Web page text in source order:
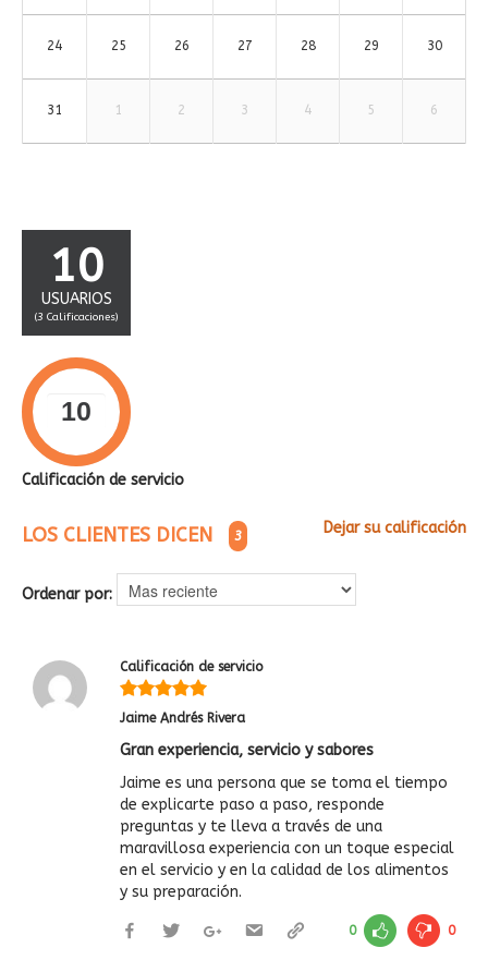
24 25 26 27 28 29 30
31 1 2 3 4 5 6
10
USUARIOS
(3 Calificaciones)
Calificación de servicio
LOS CLIENTES DICEN 3 Dejar su calificación
Ordenar por:
Calificación de servicio
Jaime Andrés Rivera
Gran experiencia, servicio y sabores
Jaime es una persona que se toma el tiempo
de explicarte paso a paso, responde
preguntas y te lleva a través de una
maravillosa experiencia con un toque especial
en el servicio y en la calidad de los alimentos
y su preparación.
0 0